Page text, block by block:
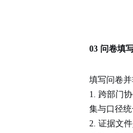
03 问卷填
填写问卷
1. 跨部门
集与口径统
2. 证据文